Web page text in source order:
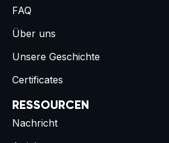
FAQ
Über uns
Unsere Geschichte
Certificates
RESSOURCEN
Nachricht